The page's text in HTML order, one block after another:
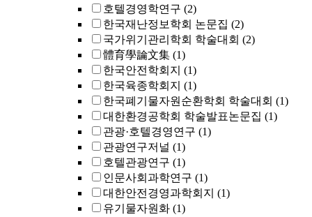
호텔경영학연구 (2)
한국재난정보학회 논문집 (2)
국가위기관리학회 학술대회 (2)
體育學論文集 (1)
한국안전학회지 (1)
한국육종학회지 (1)
한국폐기물자원순환학회 학술대회 (1)
대한환경공학회 학술발표논문집 (1)
관광·호텔경영연구 (1)
관광연구저널 (1)
호텔관광연구 (1)
인문사회과학연구 (1)
대한안전경영과학회지 (1)
유기물자원화 (1)